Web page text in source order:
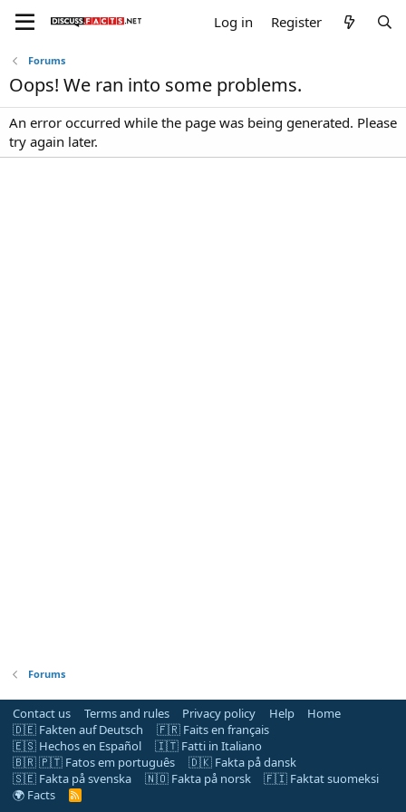
Log in Register
Forums
Oops! We ran into some problems.
An error occurred while the page was being generated. Please
try again later.
Forums
Contact us Terms and rules Privacy policy Help
Home
🇩🇪 Fakten auf Deutsch
🇫🇷 Faits en français
🇪🇸 Hechos en Español
🇮🇹 Fatti in Italiano
🇧🇷 🇵🇹 Fatos em português
🇩🇰 Fakta på dansk
🇸🇪 Fakta på svenska
🇳🇴 Fakta på norsk
🇫🇮 Faktat suomeksi
🌍 Facts
R